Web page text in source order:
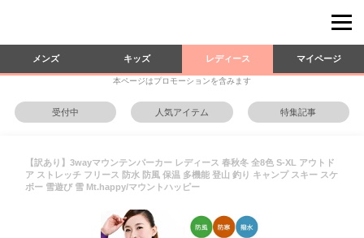
メンズ キッズ レディース マイページ
本ページはプロモーションを含みます
受付中 人気アイテム 特集記事
【訳あり】3wayマウンテンパーカー レディース 春秋冬 全8色 S-XL アウトド
ア ストレッチ フリース 防水 防風 保温 多機能 登山 釣り キャンプ スキー スケ
ボー 雪遊び 雪 Mt.happy/マウントハッピー